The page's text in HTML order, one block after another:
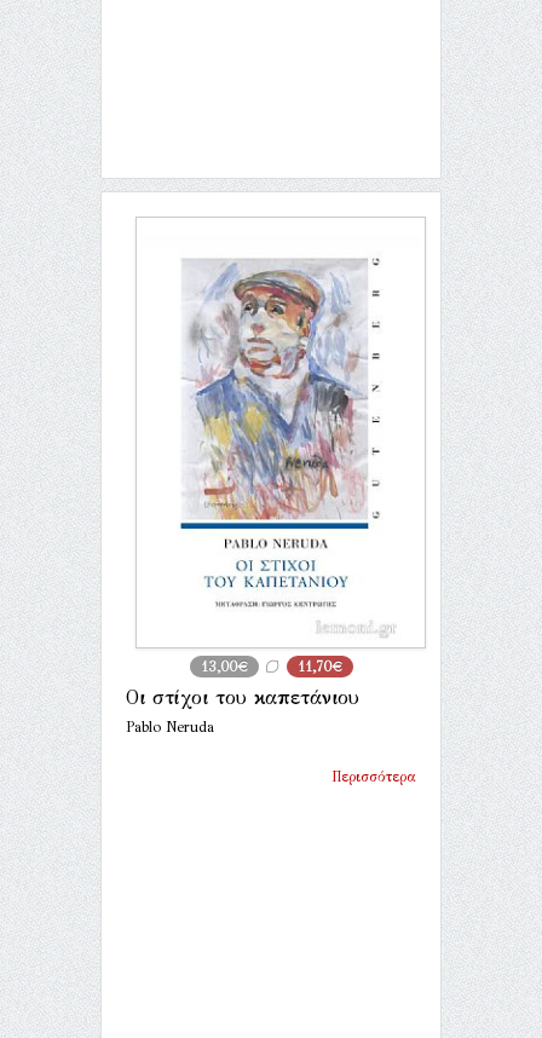
13,00€ 11,70€
Οι στίχοι του καπετάνιου
Pablo Neruda
Περισσότερα